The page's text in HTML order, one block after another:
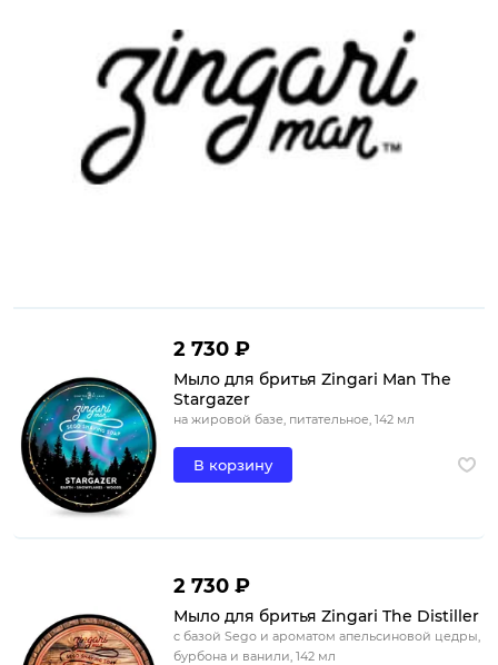
2 730 ₽
Мыло для бритья Zingari Man The
Stargazer
на жировой базе, питательное, 142 мл
В корзину
2 730 ₽
Мыло для бритья Zingari The Distiller
с базой Sego и ароматом апельсиновой цедры,
бурбона и ванили, 142 мл